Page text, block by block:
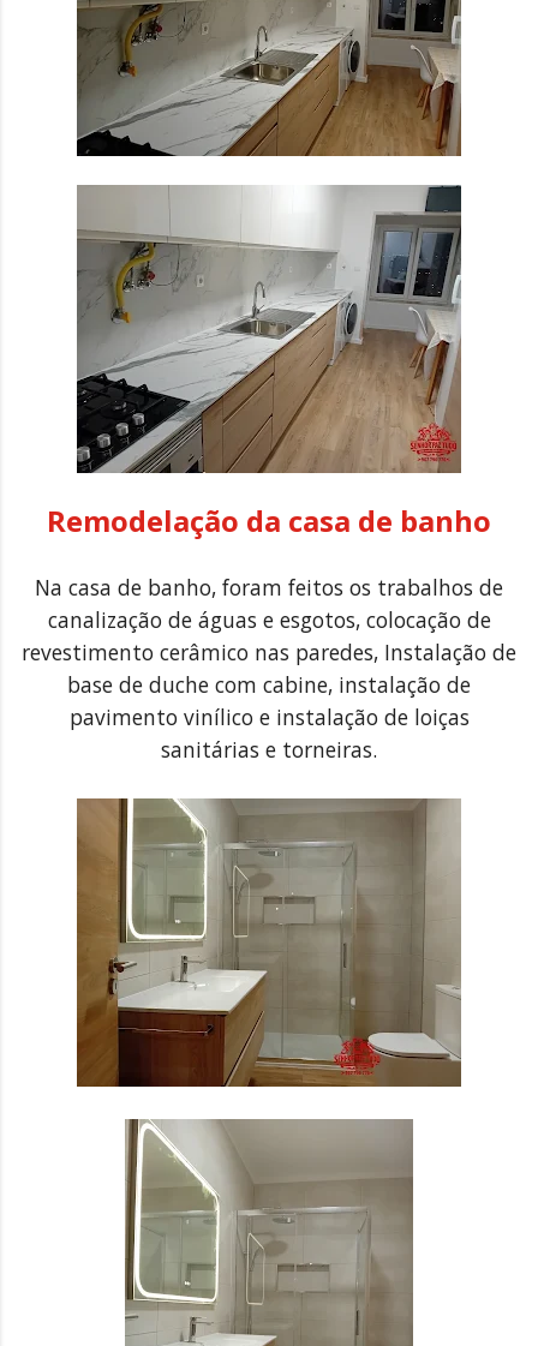
Remodelação da casa de banho
Na casa de banho, foram feitos os trabalhos de
canalização de águas e esgotos, colocação de
revestimento cerâmico nas paredes, Instalação de
base de duche com cabine, instalação de
pavimento vinílico e instalação de loiças
sanitárias e torneiras.